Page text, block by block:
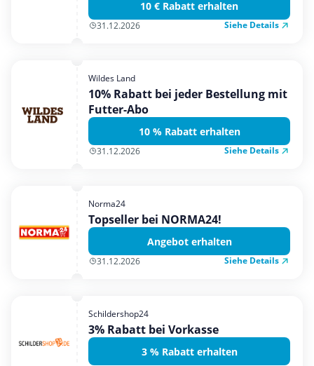
10 € Rabatt erhalten
31.12.2026 Siehe Details
Wildes Land
10% Rabatt bei jeder Bestellung mit
Futter-Abo
10 % Rabatt erhalten
31.12.2026 Siehe Details
Norma24
Topseller bei NORMA24!
Angebot erhalten
31.12.2026 Siehe Details
Schildershop24
3% Rabatt bei Vorkasse
3 % Rabatt erhalten